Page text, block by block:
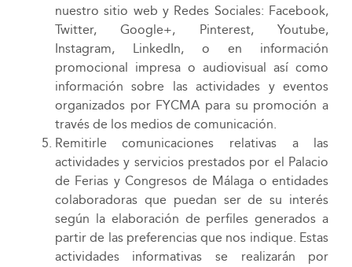
nuestro sitio web y Redes Sociales: Facebook,
Twitter, Google+, Pinterest, Youtube,
Instagram, LinkedIn, o en información
promocional impresa o audiovisual así como
información sobre las actividades y eventos
organizados por FYCMA para su promoción a
través de los medios de comunicación.
Remitirle comunicaciones relativas a las
actividades y servicios prestados por el Palacio
de Ferias y Congresos de Málaga o entidades
colaboradoras que puedan ser de su interés
según la elaboración de perfiles generados a
partir de las preferencias que nos indique. Estas
actividades informativas se realizarán por